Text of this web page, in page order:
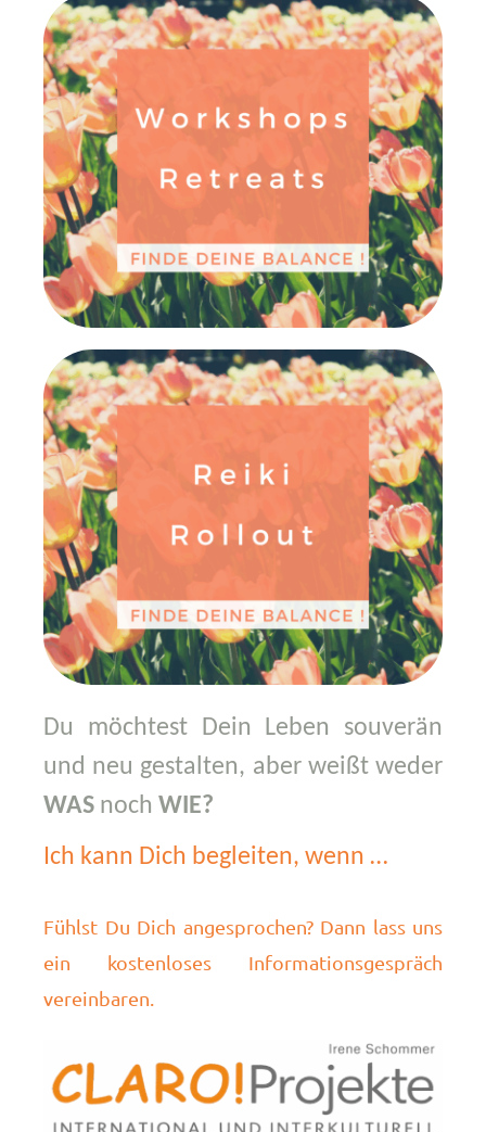
Du möchtest Dein Leben souverän
und neu gestalten, aber weißt weder
WAS noch WIE?
Ich kann Dich begleiten, wenn …
Fühlst Du Dich angesprochen? Dann lass uns
ein kostenloses Informationsgespräch
vereinbaren.